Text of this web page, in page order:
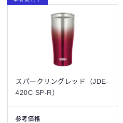
スパークリングレッド（JDE-
420C SP-R）
参考価格